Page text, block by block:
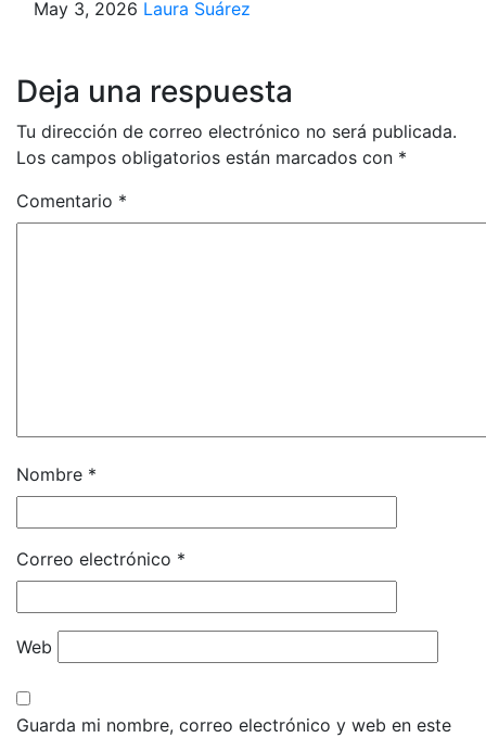
May 3, 2026 Laura Suárez
Deja una respuesta
Tu dirección de correo electrónico no será publicada.
Los campos obligatorios están marcados con *
Comentario *
Nombre *
Correo electrónico *
Web
Guarda mi nombre, correo electrónico y web en este